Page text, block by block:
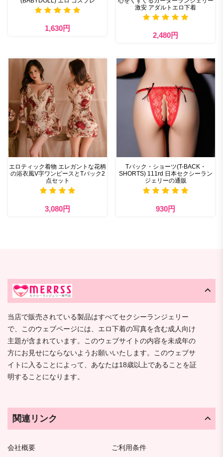
1,630円
激安 アダルトエロ下着
2,480円
エロティック着物 エレガントな花柄
の浴衣風V字ワンピースとTバック2
点セット
3,080円
Tバック・ショーツ(T-BACK・
SHORTS) 111rd 日本セクシーラン
ジェリーの通販
930円
当店で販売されている製品はすべてセクシーランジェリー
で、このウェブページには、エロ下着の写真を含む成人向け
主題が含まれています。このウェブサイトの内容を未成年の
方にお見せにならないようお願いいたします。このウェブサ
イトに入ることによって、あなたは18歳以上であることを証
明することになります。
関連リンク
会社概要
ご利用条件